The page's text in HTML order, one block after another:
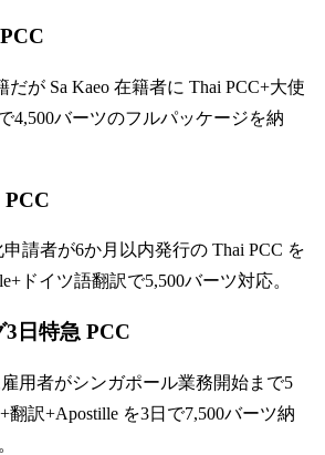
が Sa Kaeo 在籍者に Thai PCC+大使
4,500バーツのフルパッケージを納
申請者が6か月以内発行の Thai PCC を
ドイツ語翻訳で5,500バーツ対応。
日特急 PCC
用者がシンガポール業務開始まで5
翻訳+Apostille を3日で7,500バーツ納